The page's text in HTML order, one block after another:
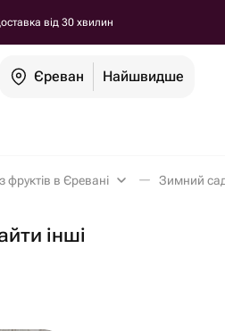
від 30 хвилин
Єреван Найшвидше
фруктів в Єревані Зимний
інші